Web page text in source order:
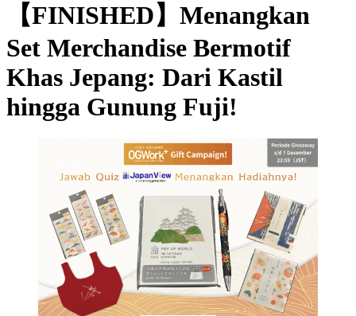
【FINISHED】Menangkan
Set Merchandise Bermotif
Khas Jepang: Dari Kastil
hingga Gunung Fuji!